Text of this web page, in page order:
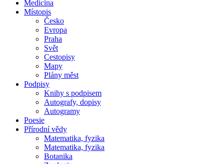
Medicína
Místopis
Česko
Evropa
Praha
Svět
Cestopisy
Mapy
Plány měst
Podpisy
Knihy s podpisem
Autografy, dopisy
Autogramy
Poesie
Přírodní vědy
Matematika, fyzika
Matematika, fyzika
Botanika